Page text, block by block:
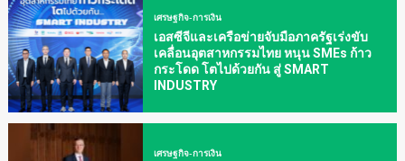
เศรษฐกิจ-การเงิน
เอสซีจีและเครือข่ายจับมือภาครัฐเร่งขับ
เคลื่อนอุตสาหกรรมไทย หนุน SMEs ก้าว
กระโดด โตไปด้วยกัน สู่ SMART
INDUSTRY
เศรษฐกิจ-การเงิน